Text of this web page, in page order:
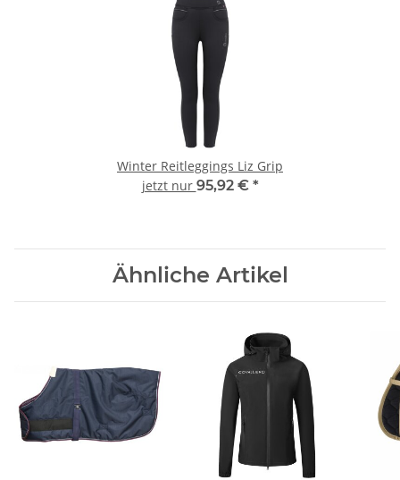
Winter Reitleggings Liz Grip
jetzt nur 95,92 € *
Ähnliche Artikel